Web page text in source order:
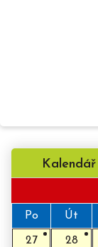
Kalendář
Po Út
27 28